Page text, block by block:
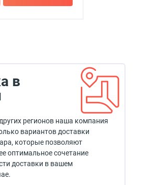
в
регионов наша компания
вариантов доставки
которые позволяют
оптимальное сочетание
доставки в вашем